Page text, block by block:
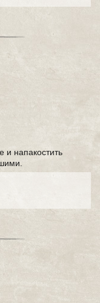
и напакостить